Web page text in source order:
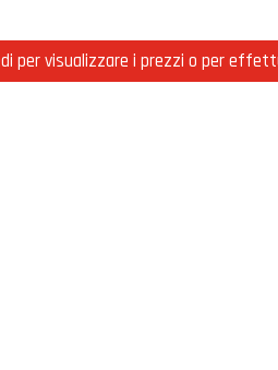
per visualizzare i prezzi o per